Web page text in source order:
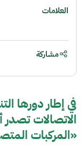
في إطار دورها
الاتصالات
«المركبات
العلامات
مشاركة